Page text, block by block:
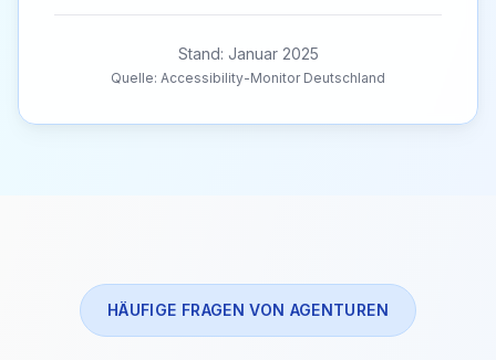
Stand: Januar 2025
Quelle: Accessibility-Monitor Deutschland
HÄUFIGE FRAGEN VON AGENTUREN